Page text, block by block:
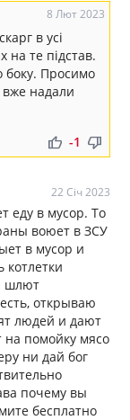
8 Лют 2023
в усі
на те підстав.
боку. Просимо
надали
thumb_up thumb_down
-1
22 Січ 2023
еду в мусор. То
воюет в ЗСУ
в мусор и
шлют
открываю
людей и дают
на помойку мясо
ни дай бог
почему вы
бесплатно